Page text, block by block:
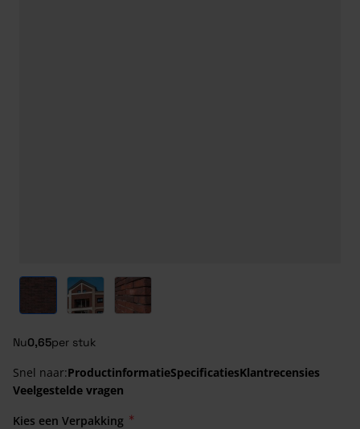
View larger image
View larger imageView larger image
Nu0,65per stuk
Snel naar:ProductinformatieSpecificatiesKlantrecensies
Veelgestelde vragen
Kies een Verpakking